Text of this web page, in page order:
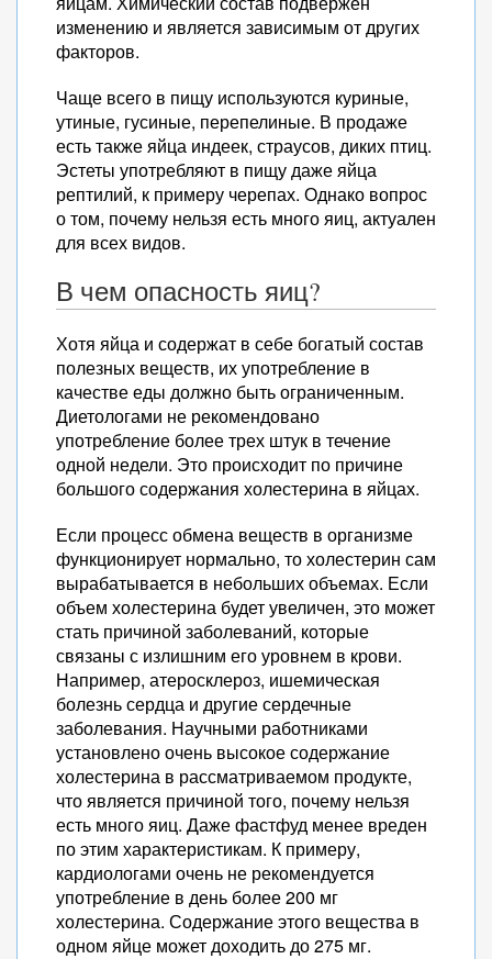
изменению и является зависимым от других
факторов.
Чаще всего в пищу используются куриные,
утиные, гусиные, перепелиные. В продаже
есть также яйца индеек, страусов, диких птиц.
Эстеты употребляют в пищу даже яйца
рептилий, к примеру черепах. Однако вопрос
о том, почему нельзя есть много яиц, актуален
для всех видов.
В чем опасность яиц?
Хотя яйца и содержат в себе богатый состав
полезных веществ, их употребление в
качестве еды должно быть ограниченным.
Диетологами не рекомендовано
употребление более трех штук в течение
одной недели. Это происходит по причине
большого содержания холестерина в яйцах.
Если процесс обмена веществ в организме
функционирует нормально, то холестерин сам
вырабатывается в небольших объемах. Если
объем холестерина будет увеличен, это может
стать причиной заболеваний, которые
связаны с излишним его уровнем в крови.
Например, атеросклероз, ишемическая
болезнь сердца и другие сердечные
заболевания. Научными работниками
установлено очень высокое содержание
холестерина в рассматриваемом продукте,
что является причиной того, почему нельзя
есть много яиц. Даже фастфуд менее вреден
по этим характеристикам. К примеру,
кардиологами очень не рекомендуется
употребление в день более 200 мг
холестерина. Содержание этого вещества в
одном яйце может доходить до 275 мг.